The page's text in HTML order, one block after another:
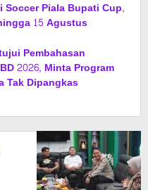
Soccer Piala Bupati Cup,
15 Agustus
Pembahasan
2026, Minta Program
Tak Dipangkas